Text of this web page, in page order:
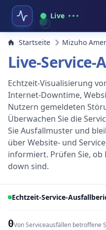
Live
Startseite Mizuho
Live-
Echtzeit-Visualisierung
Internet-Downtime,
Nutzern gemeldeten
Überwachen Sie die
Sie Ausfallmuster und
über Website- und
informiert. Prüfen Sie, ob
down sind.
Echtzeit-Service-
0Von Serviceausfällen betroffene